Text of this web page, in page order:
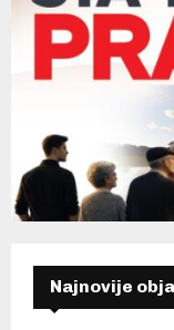
Najnovije